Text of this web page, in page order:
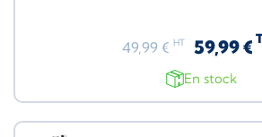
49,99 € HT 59,99 €
En stock